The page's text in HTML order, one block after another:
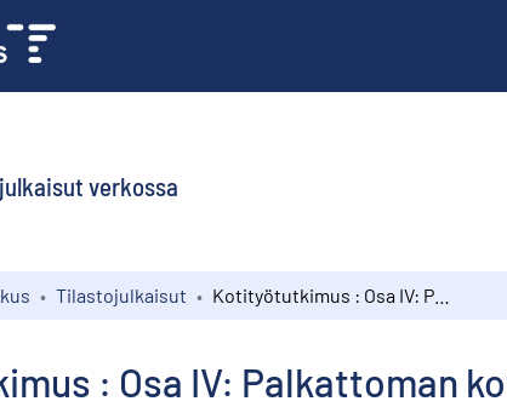
verkossa
Tilastojulkaisut
: Osa IV: Palkattoman